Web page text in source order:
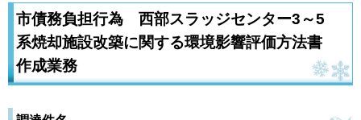
市債務負担行為 西部スラッジセンター3～5
系焼却施設改築に関する環境影響評価方法書
作成業務